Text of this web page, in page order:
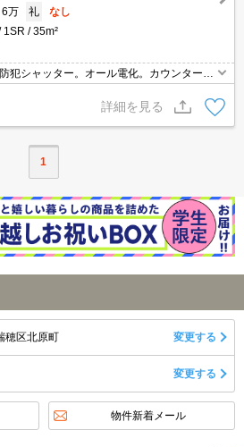
6万 礼
なし
1SR 35m²
犯シャッター。オール電化。カウンター式
ビニへ400m。ドラッグストアへ400m。ス
詳細を見る
1
穂区北原町 変更する
変更する
物件新着メール